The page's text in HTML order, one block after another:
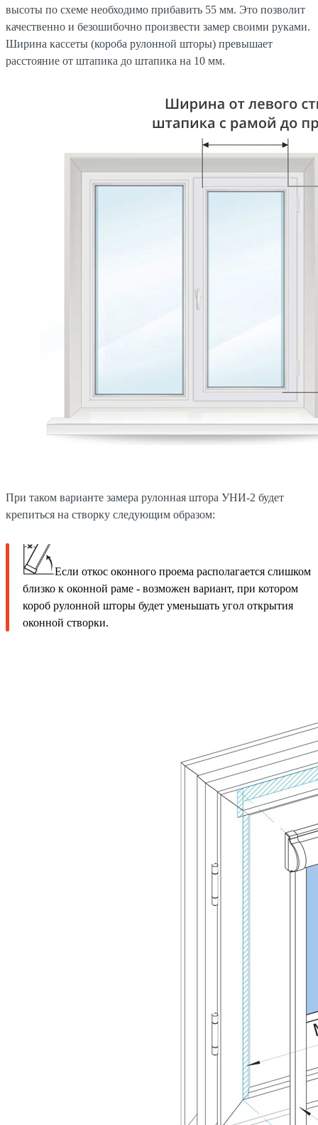
высоты по схеме необходимо прибавить 55 мм. Это позволит
качественно и безошибочно произвести замер своими руками.
Ширина кассеты (короба рулонной шторы) превышает
расстояние от штапика до штапика на 10 мм.
При таком варианте замера рулонная штора УНИ-2 будет
крепиться на створку следующим образом:
Если откос оконного проема располагается слишком
близко к оконной раме - возможен вариант, при котором
короб рулонной шторы будет уменьшать угол открытия
оконной створки.